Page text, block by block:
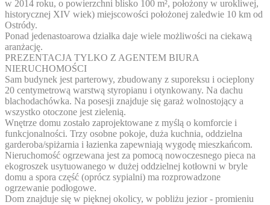
w 2014 roku, o powierzchni blisko 100 m², położony w urokliwej,
historycznej XIV wiek) miejscowości położonej zaledwie 10 km od
Ostródy.
Ponad jedenastoarowa działka daje wiele możliwości na ciekawą
aranżację.
PREZENTACJA TYLKO Z AGENTEM BIURA
NIERUCHOMOŚCI
Sam budynek jest parterowy, zbudowany z suporeksu i ocieplony
20 centymetrową warstwą styropianu i otynkowany. Na dachu
blachodachówka. Na posesji znajduje się garaż wolnostojący a
wszystko otoczone jest zielenią.
Wnętrze domu zostało zaprojektowane z myślą o komforcie i
funkcjonalności. Trzy osobne pokoje, duża kuchnia, oddzielna
garderoba/spiżarnia i łazienka zapewniają wygodę mieszkańcom.
Nieruchomość ogrzewana jest za pomocą nowoczesnego pieca na
ekogroszek usytuowanego w dużej oddzielnej kotłowni w bryle
domu a spora część (oprócz sypialni) ma rozprowadzone
ogrzewanie podłogowe.
Dom znajduje się w pięknej okolicy, w pobliżu jezior - promieniu